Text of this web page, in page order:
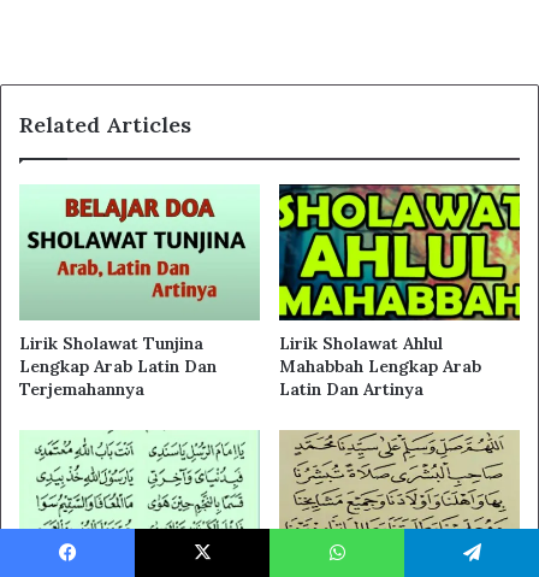
Related Articles
Lirik Sholawat Tunjina
Lengkap Arab Latin Dan
Terjemahannya
Lirik Sholawat Ahlul
Mahabbah Lengkap Arab
Latin Dan Artinya